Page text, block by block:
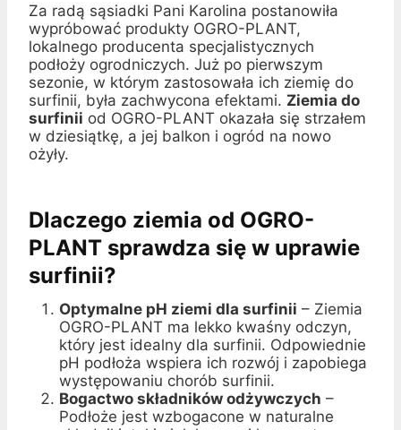
Za radą sąsiadki Pani Karolina postanowiła
wypróbować produkty OGRO-PLANT,
lokalnego producenta specjalistycznych
podłoży ogrodniczych. Już po pierwszym
sezonie, w którym zastosowała ich ziemię do
surfinii, była zachwycona efektami. Ziemia do
surfinii od OGRO-PLANT okazała się strzałem
w dziesiątkę, a jej balkon i ogród na nowo
ożyły.
Dlaczego ziemia od OGRO-
PLANT sprawdza się w uprawie
surfinii?
Optymalne pH ziemi dla surfinii – Ziemia
OGRO-PLANT ma lekko kwaśny odczyn,
który jest idealny dla surfinii. Odpowiednie
pH podłoża wspiera ich rozwój i zapobiega
występowaniu chorób surfinii.
Bogactwo składników odżywczych –
Podłoże jest wzbogacone w naturalne